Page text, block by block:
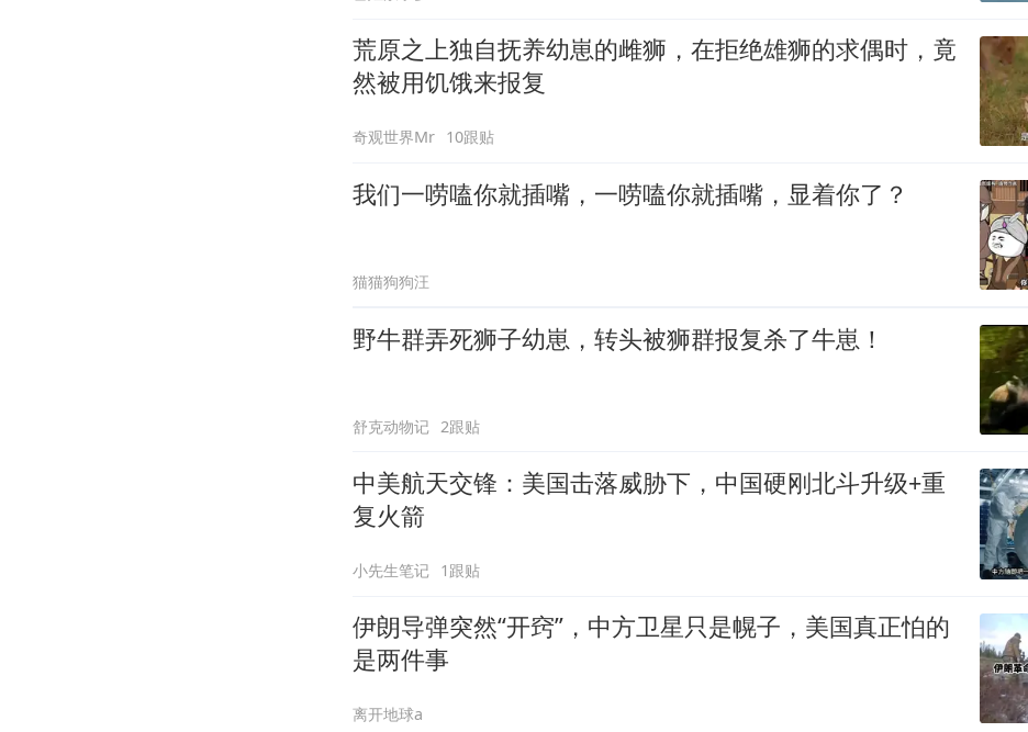
荒原之上独自抚养幼崽的雌狮，在拒绝雄狮的求偶时，竟
然被用饥饿来报复
奇观世界Mr 10跟贴
我们一唠嗑你就插嘴，一唠嗑你就插嘴，显着你了？
猫猫狗狗汪
野牛群弄死狮子幼崽，转头被狮群报复杀了牛崽！
舒克动物记 2跟贴
中美航天交锋：美国击落威胁下，中国硬刚北斗升级+重
复火箭
小先生笔记 1跟贴
伊朗导弹突然“开窍”，中方卫星只是幌子，美国真正怕的
是两件事
离开地球a